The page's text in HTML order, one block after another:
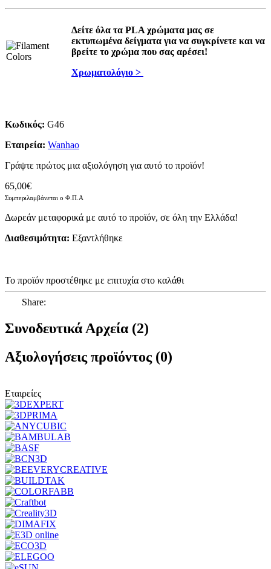
Δείτε όλα τα PLA χρώματα μας σε
εκτυπωμένα δείγματα για να συγκρίνετε και να
βρείτε το χρώμα που σας αρέσει!
Χρωματολόγιο >
Κωδικός: G46
Εταιρεία: Wanhao
Γράψτε πρώτος μια αξιολόγηση για αυτό το προϊόν!
65,00€
Συμπεριλαμβάνεται ο Φ.Π.Α
Δωρεάν μεταφορικά με αυτό το προϊόν, σε όλη την Ελλάδα!
Διαθεσιμότητα: Eξαντλήθηκε
Το προϊόν προστέθηκε με επιτυχία στο καλάθι
Share:
Συνοδευτικά Αρχεία (2)
Αξιολογήσεις προϊόντος (0)
Εταιρείες